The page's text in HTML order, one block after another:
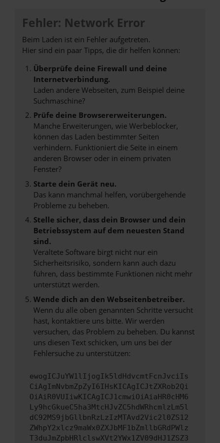
Fehler: Network Error
Beim Laden ist ein Fehler aufgetreten.
Hier sind ein paar Tipps, die dir helfen können:
Überprüfe deine Firewall und deine
Internetverbindung.
Laden andere Webseiten, zum Beispiel deine
Suchmaschine?
Prüfe deine Browsererweiterungen.
Manche Erweiterungen, wie Werbeblocker,
können das Laden bestimmter Seiten
verhindern. Funktioniert die Seite in einem
anderen Browser oder in einem privaten
Fenster?
Starte dein Gerät neu.
Das kann manchmal helfen, vorübergehende
Probleme zu beheben.
Stelle sicher, dass dein Browser und dein
Betriebssystem auf dem neuesten Stand
sind.
Veraltete Software birgt nicht nur ein
Sicherheitsrisiko, sondern kann auch dazu
führen, dass bestimmte Funktionen nicht mehr
unterstützt werden.
Wende dich an den Webseitenbetreiber.
Wenn du alle oben genannten Schritte versucht
hast, kontaktiere uns bitte. Wir werden
versuchen, das Problem zu beheben. Du kannst
uns diesen Text schicken, um uns bei der
Fehlersuche zu unterstützen:
ewogICJuYW1lIjogIk5ldHdvcmtFcnJvciIs
CiAgImNvbmZpZyI6IHsKICAgICJtZXRob2Qi
OiAiR0VUIiwKICAgICJ1cmwiOiAiaHR0cHM6
Ly9hcGkueC5ha3MtcHJvZC5hdWRhcmlzLm5l
dC92MS9jbGllbnRzLzIzMTAvd2Vic2l0ZS12
ZWhpY2xlcz9maWx0ZXJbMF1bZmllbGRdPWlz
T3duJmZpbHRlclswXVt2YWx1ZV09dHJ1ZSZ3